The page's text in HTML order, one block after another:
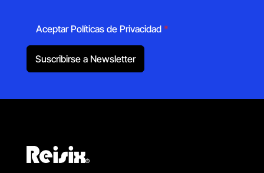
Aceptar Políticas de Privacidad *
Suscribirse a Newsletter